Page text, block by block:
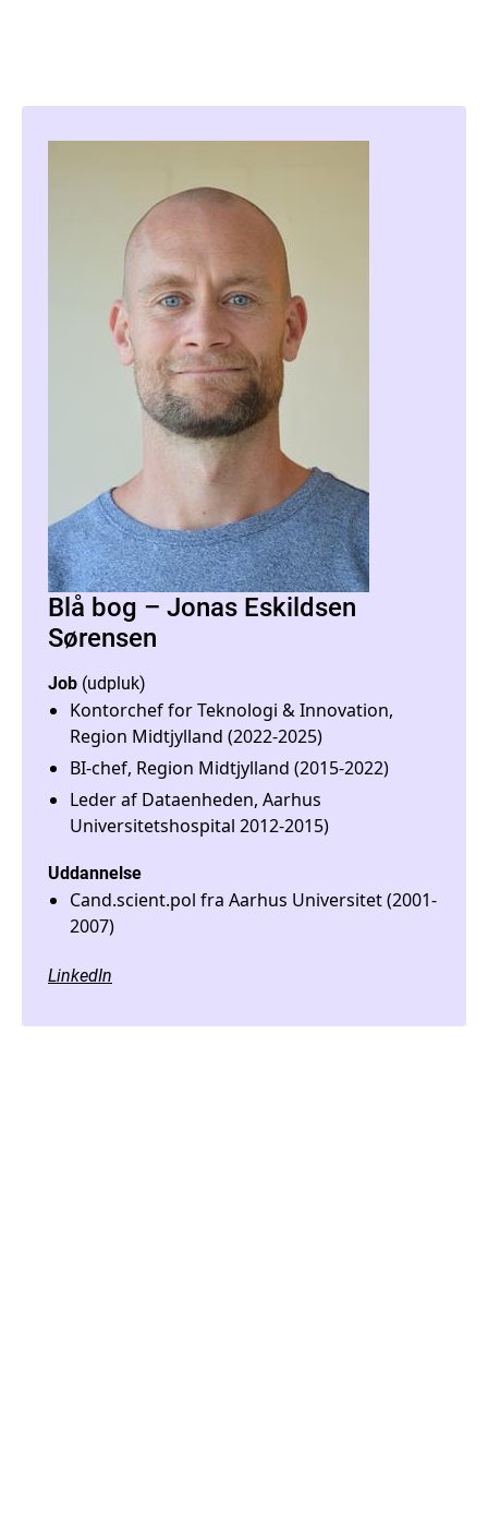
Blå bog – Jonas Eskildsen
Sørensen
Job (udpluk)
Kontorchef for Teknologi & Innovation,
Region Midtjylland (2022-2025)
BI-chef, Region Midtjylland (2015-2022)
Leder af Dataenheden, Aarhus
Universitetshospital 2012-2015)
Uddannelse
Cand.scient.pol fra Aarhus Universitet (2001-
2007)
LinkedIn